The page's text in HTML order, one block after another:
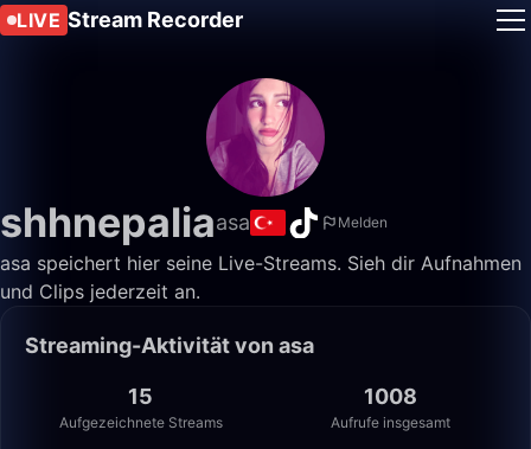
LIVE Stream Recorder
shhnepaliaasa Melden
asa speichert hier seine Live-Streams. Sieh dir Aufnahmen
und Clips jederzeit an.
Streaming-Aktivität von asa
15
Aufgezeichnete Streams
1008
Aufrufe insgesamt